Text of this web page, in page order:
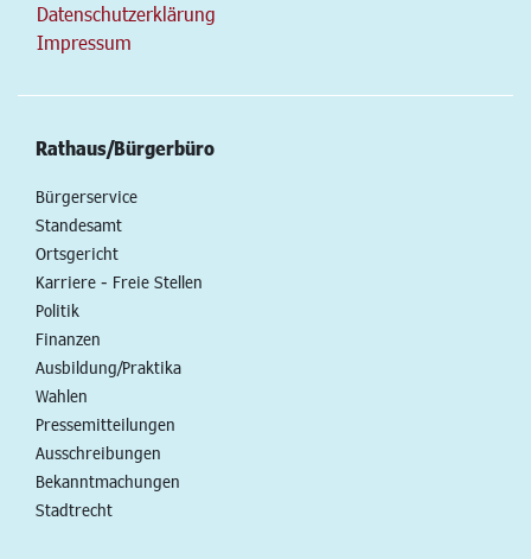
Datenschutzerklärung
Impressum
Rathaus/Bürgerbüro
Bürgerservice
Standesamt
Ortsgericht
Karriere - Freie Stellen
Politik
Finanzen
Ausbildung/Praktika
Wahlen
Pressemitteilungen
Ausschreibungen
Bekanntmachungen
Stadtrecht